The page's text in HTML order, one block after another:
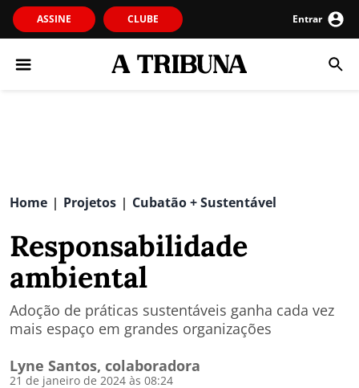
ASSINE CLUBE Entrar
Home | Projetos | Cubatão + Sustentável
Responsabilidade
ambiental
Adoção de práticas sustentáveis ganha cada vez
mais espaço em grandes organizações
Lyne Santos, colaboradora
21 de janeiro de 2024 às 08:24